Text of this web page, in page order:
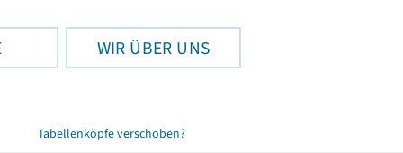
WIR ÜBER UNS
Tabellenköpfe verschoben?